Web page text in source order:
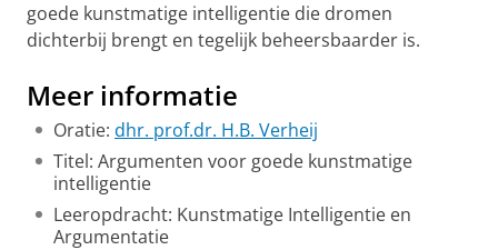
goede kunstmatige intelligentie die dromen
dichterbij brengt en tegelijk beheersbaarder is.
Meer informatie
Oratie: dhr. prof.dr. H.B. Verheij
Titel: Argumenten voor goede kunstmatige
intelligentie
Leeropdracht: Kunstmatige Intelligentie en
Argumentatie